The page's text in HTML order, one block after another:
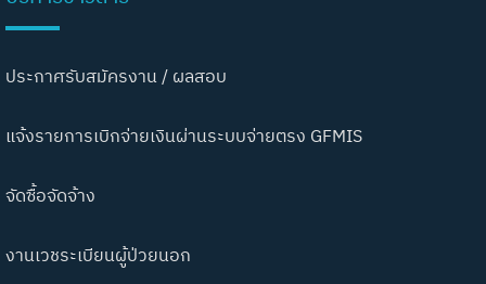
ประกาศรับสมัครงาน / ผลสอบ
แจ้งรายการเบิกจ่ายเงินผ่านระบบจ่ายตรง GFMIS
จัดซื้อจัดจ้าง
งานเวชระเบียนผู้ป่วยนอก